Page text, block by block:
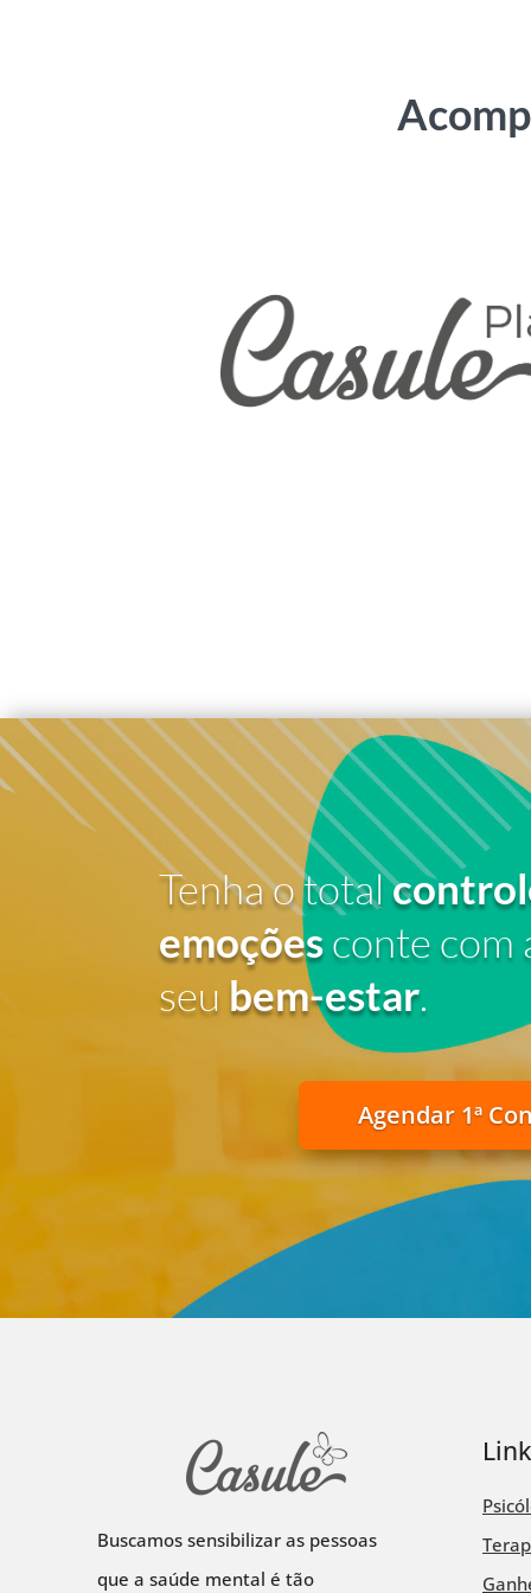
Tenha o total
emoçõesconte com
seu bem-estar.
Agendar 1ª
Buscamos sensibilizar as pessoas
que a saúde mental é tão